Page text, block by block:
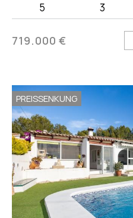
5 3
719.000 €
PREISSENKUNG